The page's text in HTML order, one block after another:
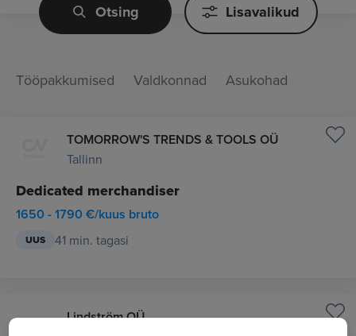
Otsing Lisavalikud
Tööpakkumised Valdkonnad Asukohad
TOMORROW'S TRENDS & TOOLS OÜ
Tallinn
Dedicated merchandiser
1650 - 1790 €/kuus bruto
UUS 41 min. tagasi
Lindström OÜ